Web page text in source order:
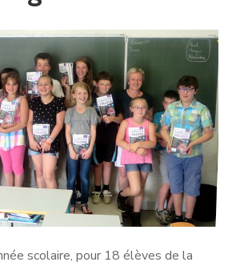
scolaire, pour 18 élèves de la